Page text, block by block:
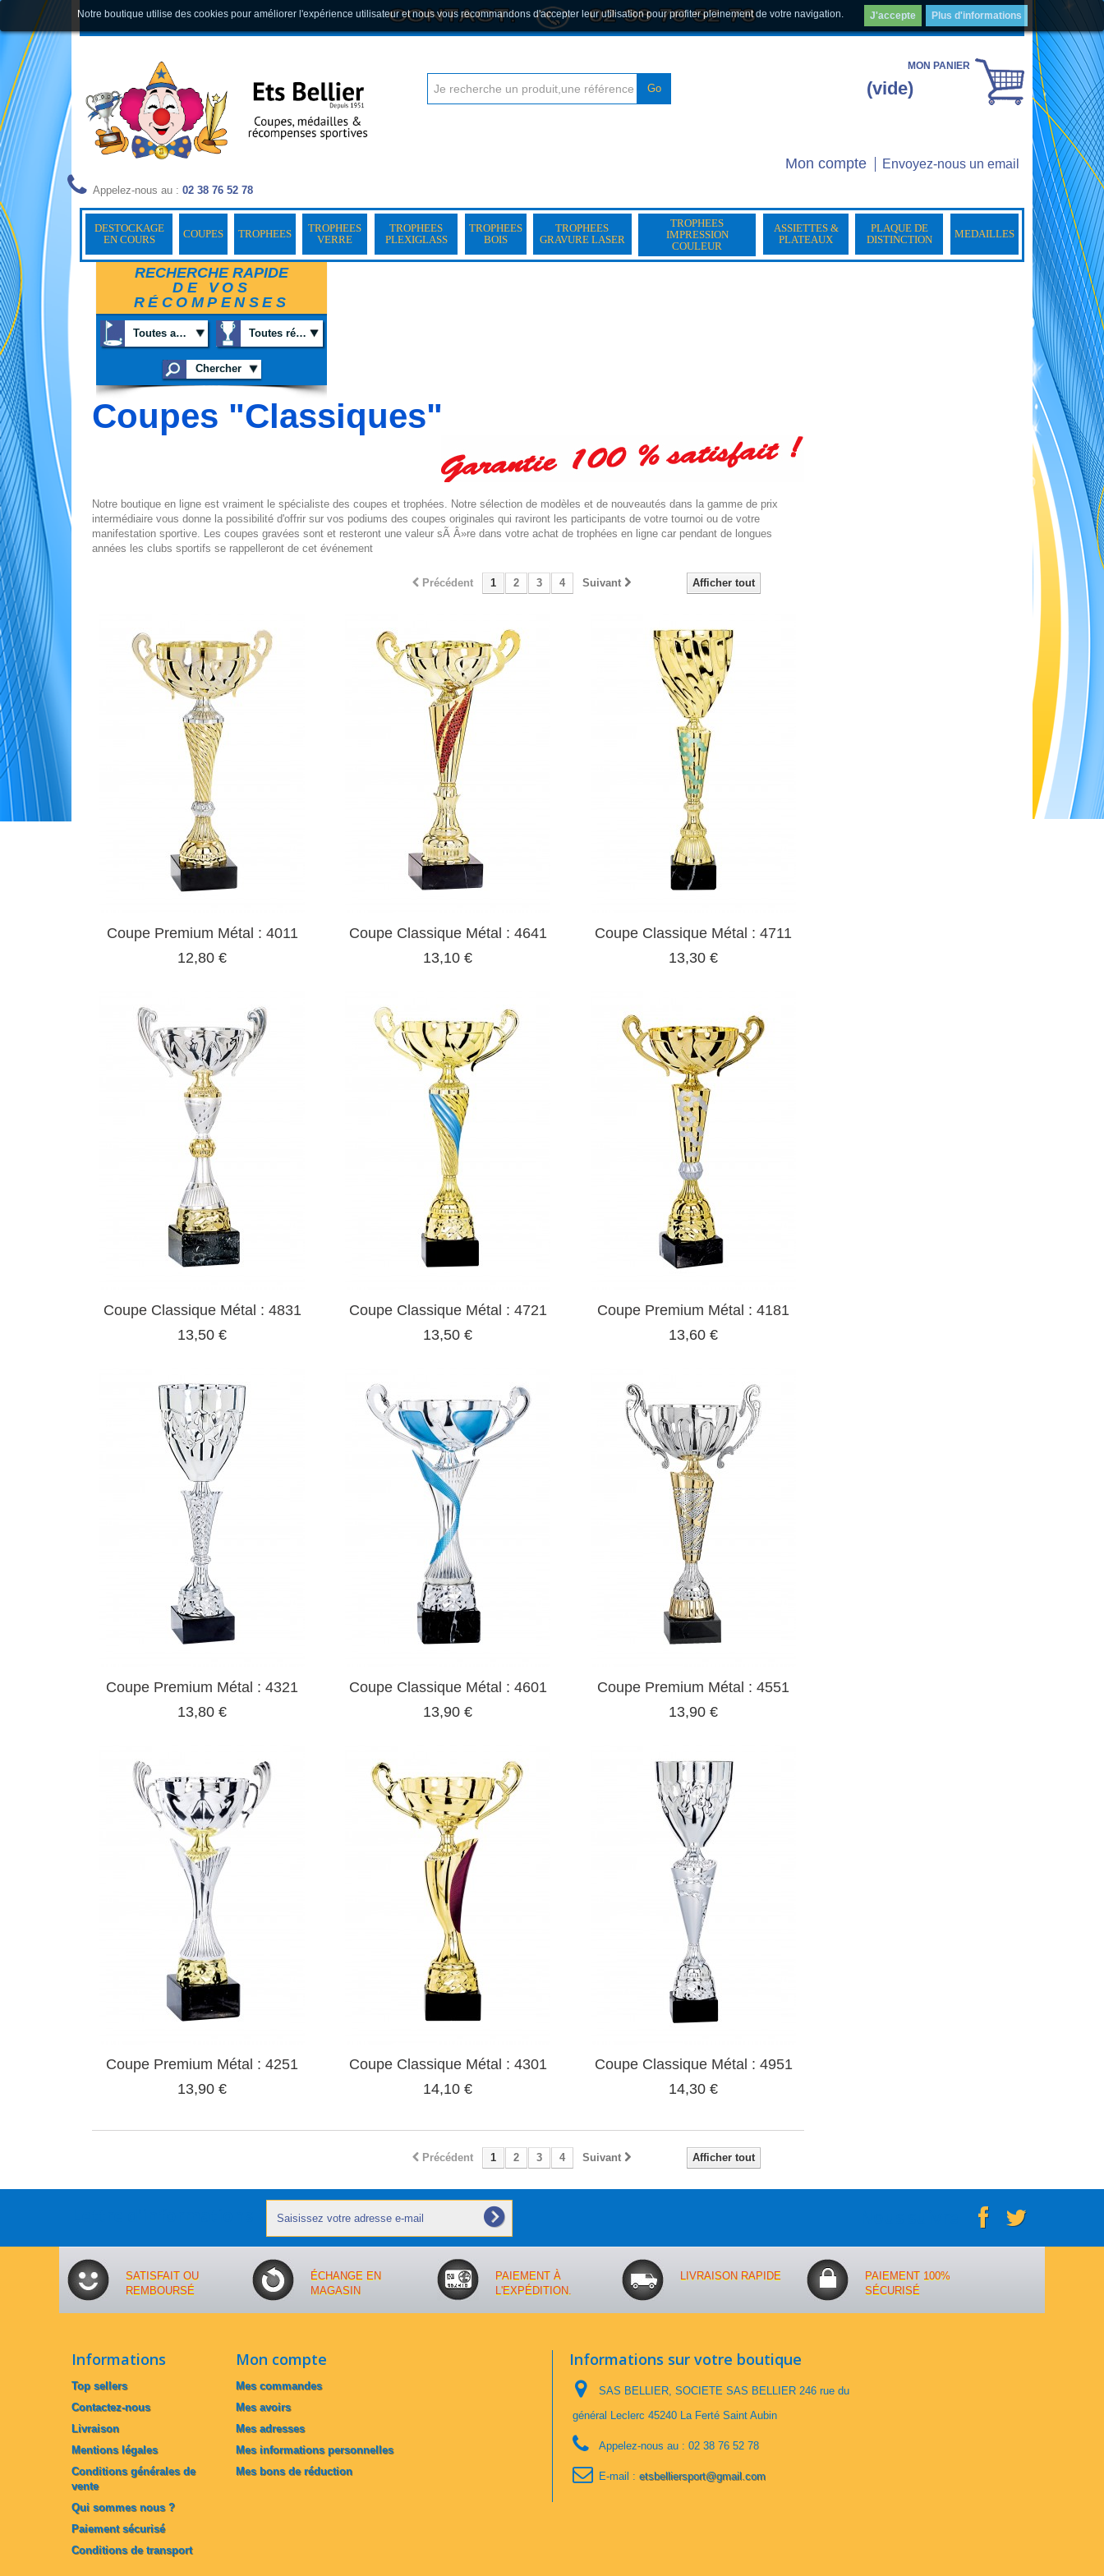
Go
MON PANIER
(vide)
Mon compte Envoyez-nous un email
Appelez-nous au : 02 38 76 52 78
DESTOCKAGE
EN COURS
COUPES TROPHEES
TROPHEES
VERRE
TROPHEES
PLEXIGLASS
TROPHEES
BOIS
TROPHEES
GRAVURE LASER
TROPHEES
IMPRESSION
COULEUR
ASSIETTES &
PLATEAUX
PLAQUE DE
DISTINCTION
MEDAILLES
Notre boutique utilise des cookies pour améliorer l'expérience utilisateur et nous vous recommandons d'accepter leur utilisation pour profiter pleinement de votre navigation. J'accepte Plus d'informations
RECHERCHE RAPIDE
DE VOS
RÉCOMPENSES
Toutes activités Toutes récompenses
Coupes "Classiques"
Notre boutique en ligne est vraiment le spécialiste des coupes et trophées. Notre sélection de modèles et de nouveautés dans la gamme de prix
intermédiaire vous donne la possibilité d'offrir sur vos podiums des coupes originales qui raviront les participants de votre tournoi ou de votre
manifestation sportive. Les coupes gravées sont et resteront une valeur sÃ Â»re dans votre achat de trophées en ligne car pendant de longues
années les clubs sportifs se rappelleront de cet événement
Afficher tout
Précédent 1 2 3 4 Suivant
Coupe Premium Métal : 4011
12,80 €
Coupe Classique Métal : 4641
13,10 €
Coupe Classique Métal : 4711
13,30 €
Coupe Classique Métal : 4831
13,50 €
Coupe Classique Métal : 4721
13,50 €
Coupe Premium Métal : 4181
13,60 €
Coupe Premium Métal : 4321
13,80 €
Coupe Classique Métal : 4601
13,90 €
Coupe Premium Métal : 4551
13,90 €
Coupe Premium Métal : 4251
13,90 €
Coupe Classique Métal : 4301
14,10 €
Coupe Classique Métal : 4951
14,30 €
Afficher tout
Précédent 1 2 3 4 Suivant
SATISFAIT OU
REMBOURSÉ
ÉCHANGE EN
MAGASIN
PAIEMENT À
L'EXPÉDITION.
LIVRAISON RAPIDE
PAIEMENT 100%
SÉCURISÉ
Informations
Top sellers
Contactez-nous
Livraison
Mentions légales
Conditions générales de
vente
Qui sommes nous ?
Paiement sécurisé
Conditions de transport
Mon compte
Mes commandes
Mes avoirs
Mes adresses
Mes informations personnelles
Mes bons de réduction
Informations sur votre boutique
SAS BELLIER, SOCIETE SAS BELLIER 246 rue du
général Leclerc 45240 La Ferté Saint Aubin
Appelez-nous au : 02 38 76 52 78
E-mail : etsbelliersport@gmail.com